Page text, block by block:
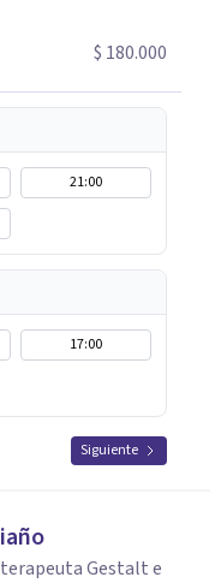
estaré
hacia tu
$ 180.000
21:00
17:00
Siguiente
Gestalt e